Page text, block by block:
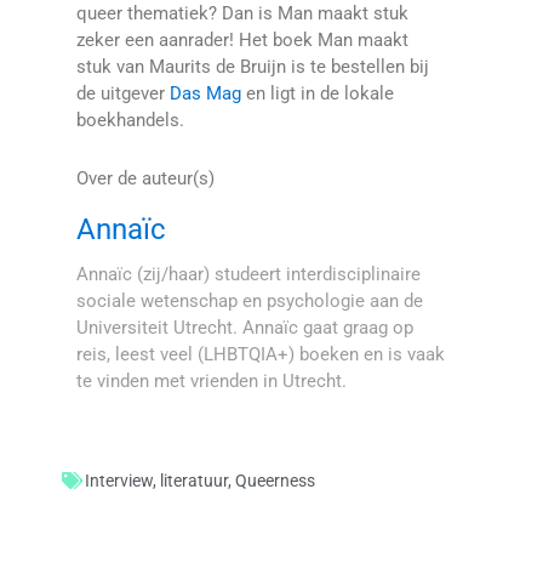
queer thematiek? Dan is Man maakt stuk
zeker een aanrader! Het boek Man maakt
stuk van Maurits de Bruijn is te bestellen bij
de uitgever Das Magen ligt in de lokale
boekhandels.
Over de auteur(s)
Annaïc
Annaïc (zij/haar) studeert interdisciplinaire
sociale wetenschap en psychologie aan de
Universiteit Utrecht. Annaïc gaat graag op
reis, leest veel (LHBTQIA+) boeken en is vaak
te vinden met vrienden in Utrecht.
Interview, literatuur, Queerness